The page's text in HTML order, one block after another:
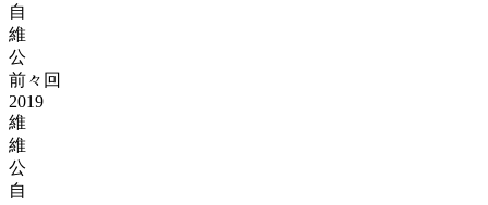
自
維
公
前々回
2019
維
維
公
自